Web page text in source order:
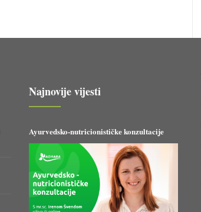
Najnovije vijesti
Ayurvedsko-nutricionističke konzultacije